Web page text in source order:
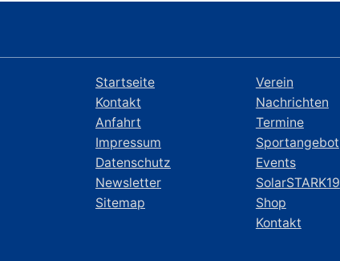
Startseite
Kontakt
Anfahrt
Impressum
Datenschutz
Newsletter
Sitemap
Verein
Nachrichten
Termine
Sportangebot
Events
SolarSTARK19
Shop
Kontakt